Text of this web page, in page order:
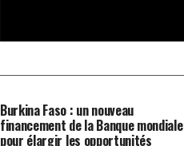
Burkina Faso : un nouveau
financement de la Banque mondiale
pour élargir les opportunités